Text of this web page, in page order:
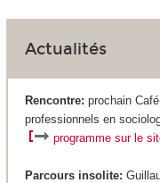
Actualités
Rencontre: prochain
professionnels en
programme sur le
Parcours insolite: